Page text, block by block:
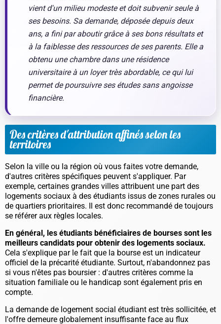
vient d'un milieu modeste et doit subvenir seule à
ses besoins. Sa demande, déposée depuis deux
ans, a fini par aboutir grâce à ses bons résultats et
à la faiblesse des ressources de ses parents. Elle a
obtenu une chambre dans une résidence
universitaire à un loyer très abordable, ce qui lui
permet de poursuivre ses études sans angoisse
financière.
Des critères d'attribution affinés selon les
territoires
Selon la ville ou la région où vous faites votre demande,
d'autres critères spécifiques peuvent s'appliquer. Par
exemple, certaines grandes villes attribuent une part des
logements sociaux à des étudiants issus de zones rurales ou
de quartiers prioritaires. Il est donc recommandé de toujours
se référer aux règles locales.
En général, les étudiants bénéficiaires de bourses sont les
meilleurs candidats pour obtenir des logements sociaux.
Cela s'explique par le fait que la bourse est un indicateur
officiel de la précarité étudiante. Surtout, n'abandonnez pas
si vous n'êtes pas boursier: d'autres critères comme la
situation familiale ou le handicap sont également pris en
compte.
La demande de logement social étudiant est très sollicitée, et
l'offre demeure globalement insuffisante face au flux